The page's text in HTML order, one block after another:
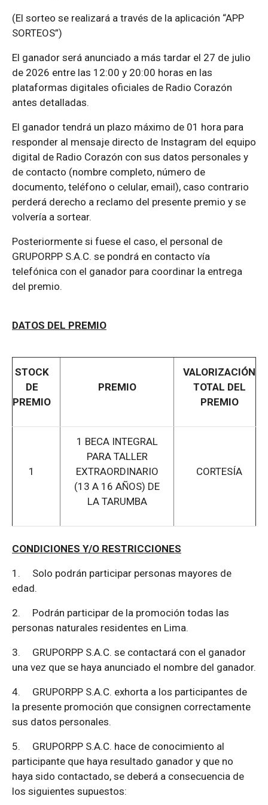
(El sorteo se realizará a través de la aplicación “APP
SORTEOS”)
El ganador será anunciado a más tardar el 27 de julio
de 2026 entre las 12:00 y 20:00 horas en las
plataformas digitales oficiales de Radio Corazón
antes detalladas.
El ganador tendrá un plazo máximo de 01 hora para
responder al mensaje directo de Instagram del equipo
digital de Radio Corazón con sus datos personales y
de contacto (nombre completo, número de
documento, teléfono o celular, email), caso contrario
perderá derecho a reclamo del presente premio y se
volvería a sortear.
Posteriormente si fuese el caso, el personal de
GRUPORPP S.A.C. se pondrá en contacto vía
telefónica con el ganador para coordinar la entrega
del premio.
DATOS DEL PREMIO
STOCK
DE
PREMIO
PREMIO
VALORIZACIÓN
TOTAL DEL
PREMIO
1
1 BECA INTEGRAL
PARA TALLER
EXTRAORDINARIO
(13 A 16 AÑOS) DE
LA TARUMBA
CORTESÍA
CONDICIONES Y/O RESTRICCIONES
1. Solo podrán participar personas mayores de
edad.
2. Podrán participar de la promoción todas las
personas naturales residentes en Lima.
3. GRUPORPP S.A.C. se contactará con el ganador
una vez que se haya anunciado el nombre del ganador.
4. GRUPORPP S.A.C. exhorta a los participantes de
la presente promoción que consignen correctamente
sus datos personales.
5. GRUPORPP S.A.C. hace de conocimiento al
participante que haya resultado ganador y que no
haya sido contactado, se deberá a consecuencia de
los siguientes supuestos: